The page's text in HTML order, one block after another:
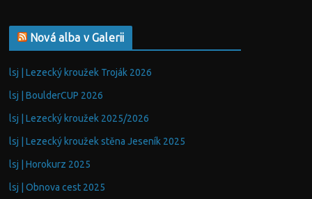
Nová alba v Galerii
lsj | Lezecký kroužek Troják 2026
lsj | BoulderCUP 2026
lsj | Lezecký kroužek 2025/2026
lsj | Lezecký kroužek stěna Jeseník 2025
lsj | Horokurz 2025
lsj | Obnova cest 2025